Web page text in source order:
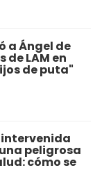
a Ángel de
LAM en
de puta"
peligrosa
cómo se